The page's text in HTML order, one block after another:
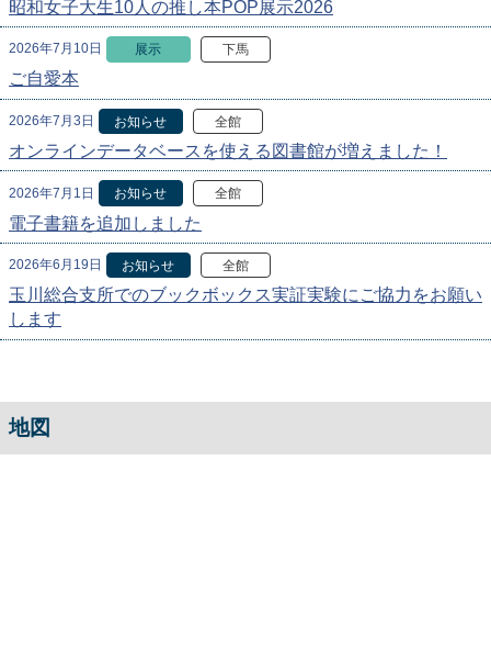
昭和女子大生10人の推し本POP展示2026
2026年7月10日 展示 下馬
ご自愛本
2026年7月3日 お知らせ 全館
オンラインデータベースを使える図書館が増えました！
2026年7月1日 お知らせ 全館
電子書籍を追加しました
2026年6月19日 お知らせ 全館
玉川総合支所でのブックボックス実証実験にご協力をお願い
します
地図